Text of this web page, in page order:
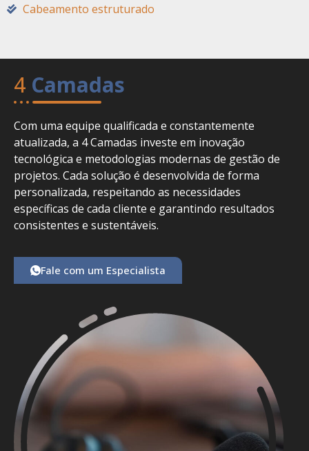
Cabeamento estruturado
4 Camadas
Com uma equipe qualificada e constantemente
atualizada, a 4 Camadas investe em inovação
tecnológica e metodologias modernas de gestão de
projetos. Cada solução é desenvolvida de forma
personalizada, respeitando as necessidades
específicas de cada cliente e garantindo resultados
consistentes e sustentáveis.
Fale com um Especialista